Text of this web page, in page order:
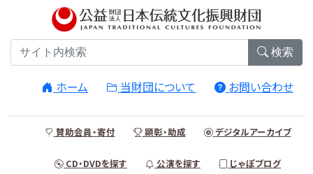
検索
ホーム 当財団について お問い合わせ
賛助会員・寄付 顕彰・助成 デジタルアーカイブ
CD・DVDを探す 公演を探す じゃぽブログ